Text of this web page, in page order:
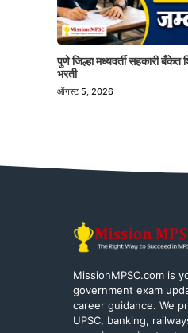
पुणे जिल्हा मध्यवर्ती सहकारी बँकेत
भरती
ऑगस्ट 5, 2026
MissionMPSC.com is
government exam
career guidance. We
UPSC, banking,